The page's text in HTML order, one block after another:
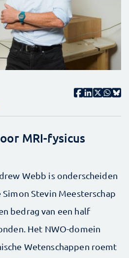
MRI-fysicus
Webb is onderscheiden
Stevin Meesterschap
bedrag van een half
Het NWO-domein
Wetenschappen roemt